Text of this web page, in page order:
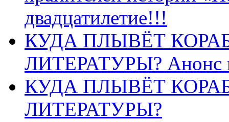
двадцатилетие!!!
КУДА ПЛЫВЁТ
ЛИТЕРАТУРЫ? Анонс
КУДА ПЛЫВЁТ
ЛИТЕРАТУРЫ?